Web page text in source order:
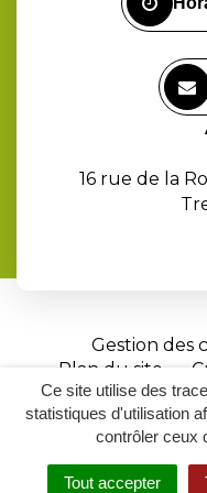
Ce site utilise des
statistiques d'utilisation
contrôler ceux
Tout accepter
16 rue de la
Gestion des
Plan du site